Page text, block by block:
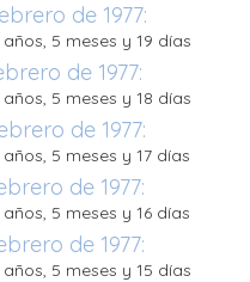
de 1977:
5 meses y 19 días
de 1977:
5 meses y 18 días
de 1977:
5 meses y 17 días
de 1977:
5 meses y 16 días
de 1977:
5 meses y 15 días